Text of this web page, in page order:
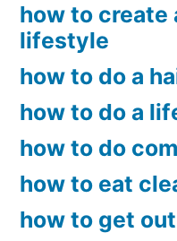
how to create
lifestyle
how to do a
how to do a
how to do
how to eat
how to get